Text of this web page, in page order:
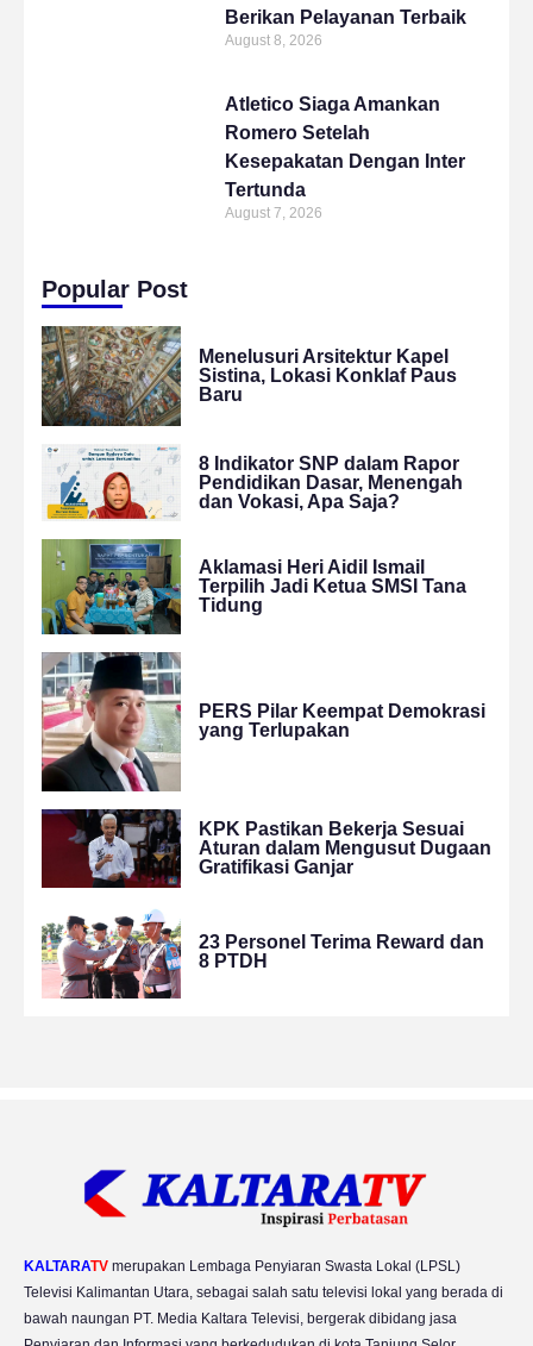
Berikan Pelayanan Terbaik
August 8, 2026
Atletico Siaga Amankan
Romero Setelah
Kesepakatan Dengan Inter
Tertunda
August 7, 2026
Popular Post
Menelusuri Arsitektur Kapel
Sistina, Lokasi Konklaf Paus
Baru
8 Indikator SNP dalam Rapor
Pendidikan Dasar, Menengah
dan Vokasi, Apa Saja?
Aklamasi Heri Aidil Ismail
Terpilih Jadi Ketua SMSI Tana
Tidung
PERS Pilar Keempat Demokrasi
yang Terlupakan
KPK Pastikan Bekerja Sesuai
Aturan dalam Mengusut Dugaan
Gratifikasi Ganjar
23 Personel Terima Reward dan
8 PTDH
KALTARATV merupakan Lembaga Penyiaran Swasta Lokal (LPSL)
Televisi Kalimantan Utara, sebagai salah satu televisi lokal yang berada di
bawah naungan PT. Media Kaltara Televisi, bergerak dibidang jasa